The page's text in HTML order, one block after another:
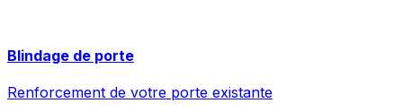
Blindage de porte
Renforcement de votre porte existante